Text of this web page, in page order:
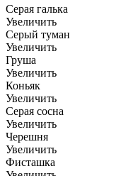
Серая галька
Увеличить
Серый туман
Увеличить
Груша
Увеличить
Коньяк
Увеличить
Серая сосна
Увеличить
Черешня
Увеличить
Фисташка